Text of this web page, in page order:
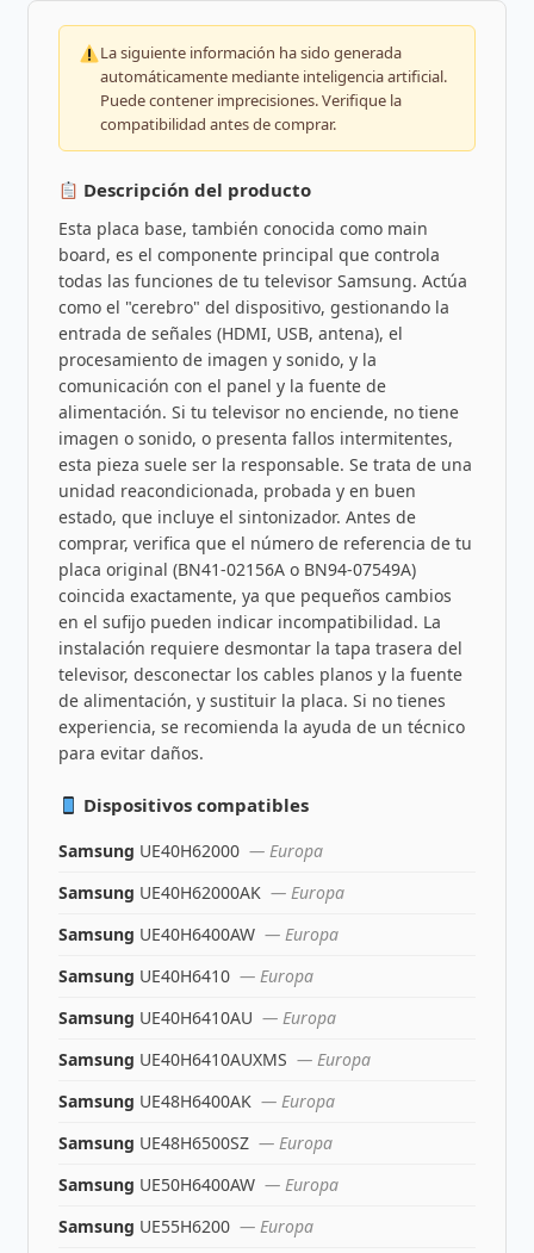
La siguiente información ha sido generada
automáticamente mediante inteligencia artificial.
Puede contener imprecisiones. Verifique la
compatibilidad antes de comprar.
Descripción del producto
Esta placa base, también conocida como main
board, es el componente principal que controla
todas las funciones de tu televisor Samsung. Actúa
como el "cerebro" del dispositivo, gestionando la
entrada de señales (HDMI, USB, antena), el
procesamiento de imagen y sonido, y la
comunicación con el panel y la fuente de
alimentación. Si tu televisor no enciende, no tiene
imagen o sonido, o presenta fallos intermitentes,
esta pieza suele ser la responsable. Se trata de una
unidad reacondicionada, probada y en buen
estado, que incluye el sintonizador. Antes de
comprar, verifica que el número de referencia de tu
placa original (BN41-02156A o BN94-07549A)
coincida exactamente, ya que pequeños cambios
en el sufijo pueden indicar incompatibilidad. La
instalación requiere desmontar la tapa trasera del
televisor, desconectar los cables planos y la fuente
de alimentación, y sustituir la placa. Si no tienes
experiencia, se recomienda la ayuda de un técnico
para evitar daños.
Dispositivos compatibles
Samsung UE40H62000 — Europa
Samsung UE40H62000AK — Europa
Samsung UE40H6400AW — Europa
Samsung UE40H6410 — Europa
Samsung UE40H6410AU — Europa
Samsung UE40H6410AUXMS — Europa
Samsung UE48H6400AK — Europa
Samsung UE48H6500SZ — Europa
Samsung UE50H6400AW — Europa
Samsung UE55H6200 — Europa